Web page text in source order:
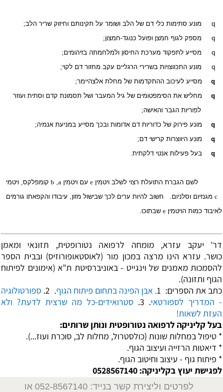
q
מונע סתימות כלי דם של הלב ושומר על תקינותם וחיזוק שריר הלב;
q
מספק לגוף חמצן ופועל כנוגד-חמצון;
q
מסייע לתפקוד מערכת החיסון ולמלחמתה בזיהומים;
q
מונע התכווצויות בשרירי הרגליים עקב מחזור דם לקוי;
q
מסייע לעיכוב ההתקדמות של מחלת אלצהיימר;
q
מחליש את הסימפטומים של גיל המעבר ושל תסמונת קדם וסתית ועוזר
לפוריות הגבר והאישה;
q
מונע פירוק של כדוריות דם אדומות ובכך מסייע במניעת אנמיה;
q
מונע היווצרות קרישי דם;
q
בעל פעילות אנטי דלקתית.
לשם הגברת התועלת רצוי לשלב ויטמין e עם ויטמין a
b קומפלקס, ויטמי
c מגנזיום וסלניום.
חשוב להיות ערים לכך שבישול מזון, עיבודו והקפאתו גורמים
לאיבוד כמות הויטמין e שבתוכו.
דר' יעקב עזרא, מומחה לרפואה נטורופטית, תזונאי ומאמן
כושר. עזרא הינו מרצה במכון מור (לאוסטאופורוזיס) ובבית הספר
להסמכות מאמנים של וינגייט - באוניברסיטת ת"א (אימונים לפיתוח
הגוף ותזונה).
כתב את הספרים: 1. אבן הפינה בתחום פיתוח הגוף.
2
. ספורטולוגיה
- המדריך לספורטאי.
3. סטרואידים-כל מה שרצית לדעת? ולא
העזת לשאות!
בעל קליניקה לרפואה נטורופטית ונותן שרותים:
* טיפול במחלות שונות (כולסטרול, מחלות לב, סוכרת ועוז...).
* דיאטות הרזייה ועיצוב הגוף.
* פיתוח גוף - עיצוב וחיטוב הגוף.
לפגישת יעוץ בקליניקה: 0528567140
לפרטים וליצירת קשר בנייד: 052-8567140
או